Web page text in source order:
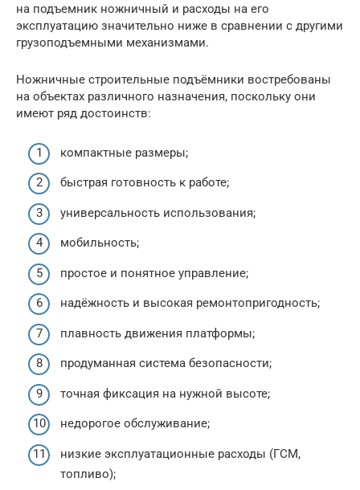
на подъемник ножничный и расходы на его
эксплуатацию значительно ниже в сравнении с другими
грузоподъемными механизмами.
Ножничные строительные подъёмники востребованы
на объектах различного назначения, поскольку они
имеют ряд достоинств:
компактные размеры;
быстрая готовность к работе;
универсальность использования;
мобильность;
простое и понятное управление;
надёжность и высокая ремонтопригодность;
плавность движения платформы;
продуманная система безопасности;
точная фиксация на нужной высоте;
недорогое обслуживание;
низкие эксплуатационные расходы (ГСМ,
топливо);